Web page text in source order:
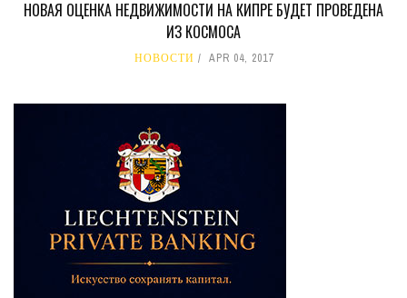
НОВАЯ ОЦЕНКА НЕДВИЖИМОСТИ НА КИПРЕ БУДЕТ ПРОВЕДЕНА
ИЗ КОСМОСА
НОВОСТИ APR 04, 2017